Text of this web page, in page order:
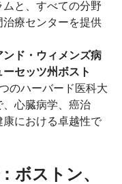
ムと、すべての分野
治療センターを提供
ンド・ウィメンズ病
ーセッツ州ボスト
のハーバード医科大
、心臓病学、癌治
康における卓越性で
ボストン、